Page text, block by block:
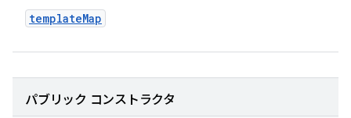
templateMap
パブリック コンストラクタ